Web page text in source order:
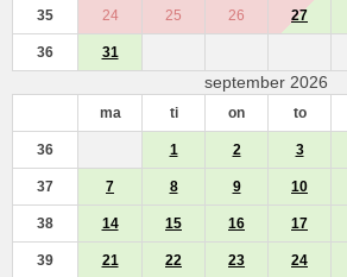
35 24 25 26 27
36 31
september 2026
ma ti on to
36 1 2 3
37 7 8 9 10
38 14 15 16 17
39 21 22 23 24